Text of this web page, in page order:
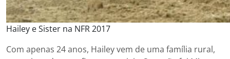
Hailey e Sister na NFR 2017
Com apenas 24 anos, Hailey vem de uma família rural,